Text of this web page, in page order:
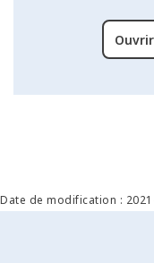
Date de modification :